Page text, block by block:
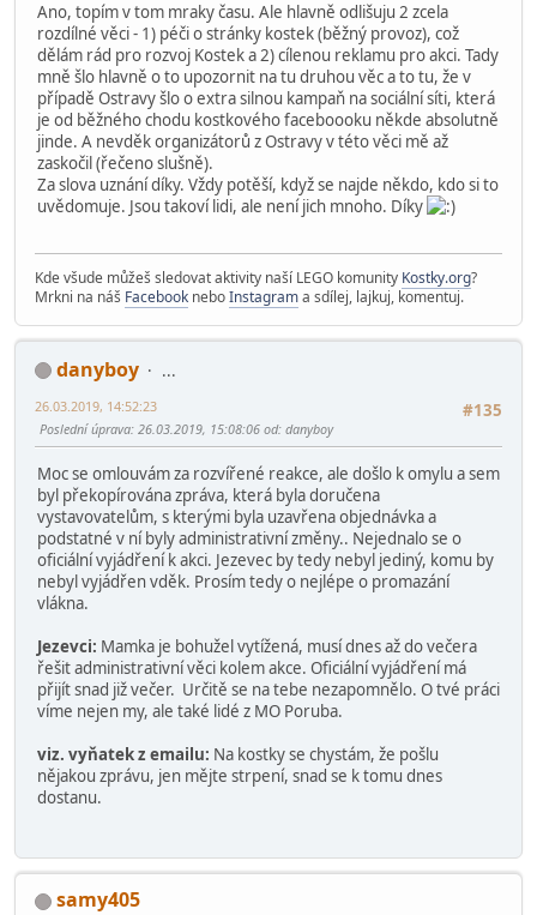
Ano, topím v tom mraky času. Ale hlavně odlišuju 2 zcela
rozdílné věci - 1) péči o stránky kostek (běžný provoz), což
dělám rád pro rozvoj Kostek a 2) cílenou reklamu pro akci. Tady
mně šlo hlavně o to upozornit na tu druhou věc a to tu, že v
případě Ostravy šlo o extra silnou kampaň na sociální síti, která
je od běžného chodu kostkového faceboooku někde absolutně
jinde. A nevděk organizátorů z Ostravy v této věci mě až
zaskočil (řečeno slušně).
Za slova uznání díky. Vždy potěší, když se najde někdo, kdo si to
uvědomuje. Jsou takoví lidi, ale není jich mnoho. Díky
Kde všude můžeš sledovat aktivity naší LEGO komunity Kostky.org?
Mrkni na náš Facebook neboInstagrama sdílej, lajkuj, komentuj.
danyboy
...
#135
26.03.2019, 14:52:23
Poslední úprava: 26.03.2019, 15:08:06 od: danyboy
Moc se omlouvám za rozvířené reakce, ale došlo k omylu a sem
byl překopírována zpráva, která byla doručena
vystavovatelům, s kterými byla uzavřena objednávka a
podstatné v ní byly administrativní změny.. Nejednalo se o
oficiální vyjádření k akci. Jezevec by tedy nebyl jediný, komu by
nebyl vyjádřen vděk. Prosím tedy o nejlépe o promazání
vlákna.
Jezevci: Mamka je bohužel vytížená, musí dnes až do večera
řešit administrativní věci kolem akce. Oficiální vyjádření má
přijít snad již večer. Určitě se na tebe nezapomnělo. O tvé práci
víme nejen my, ale také lidé z MO Poruba.
viz. vyňatek z emailu: Na kostky se chystám, že pošlu
nějakou zprávu, jen mějte strpení, snad se k tomu dnes
dostanu.
samy405